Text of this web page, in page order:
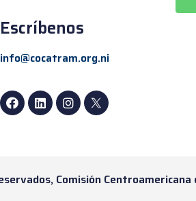
Escríbenos
info@cocatram.org.ni
Comisión